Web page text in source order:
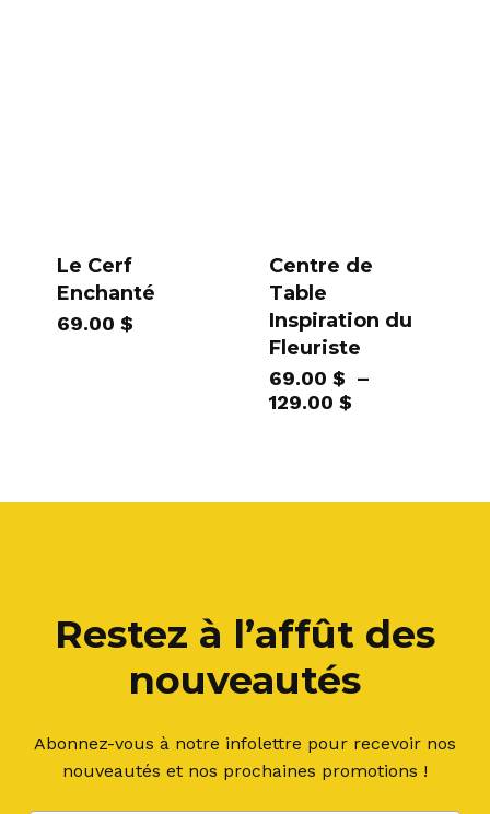
Le Cerf
Enchanté
69.00 $
Centre de
Table
Inspiration du
Fleuriste
69.00$ –
129.00$
à
Restez à l’affût des
nouveautés
Abonnez-vous à notre infolettre pour recevoir nos
nouveautés et nos prochaines promotions !